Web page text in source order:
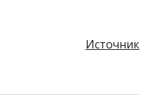
Источник